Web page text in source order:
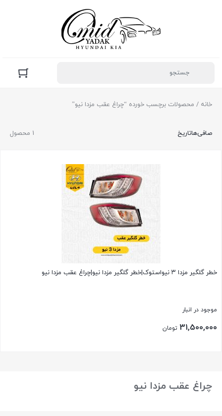
خانه / محصولات برچسب خورده “چراغ عقب مزدا نیو”
1 محصول صافی‌هاتاریخ
خطر گلگیر مزدا ۳ نیواستوک|خطر گلگیر مزدا نیو|چراغ عقب مزدا نیو
موجود در انبار
31,500,000 تومان
چراغ عقب مزدا نیو